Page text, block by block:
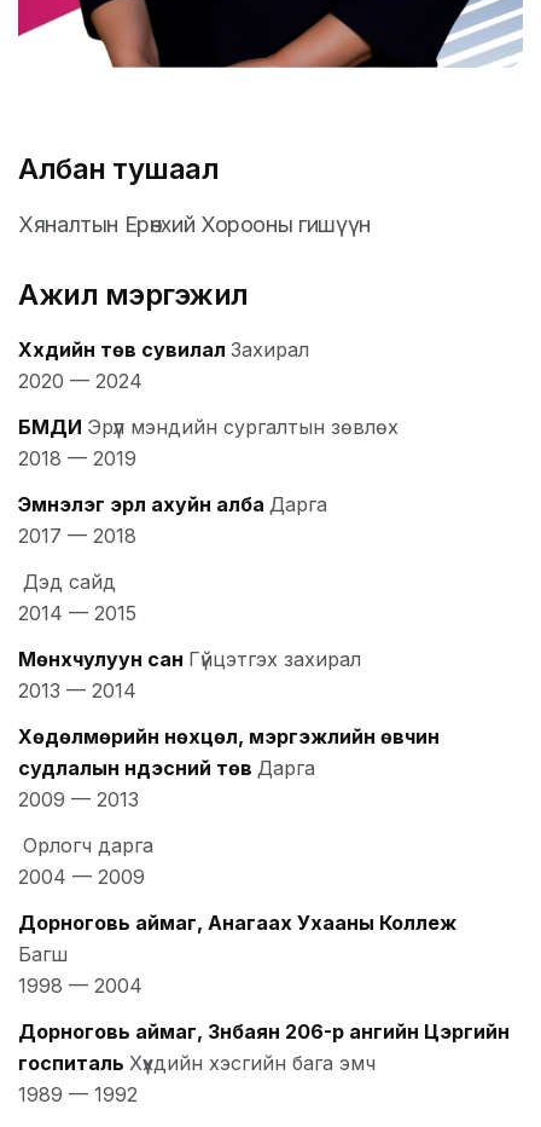
Албан тушаал
Хяналтын Ерөнхий Хорооны гишүүн
Ажил мэргэжил
Хүүхдийн төв сувилал Захирал
2020 — 2024
БМДИ Эрүүл мэндийн сургалтын зөвлөх
2018 — 2019
Эмнэлэг эрүүл ахуйн алба Дарга
2017 — 2018
Дэд сайд
2014 — 2015
Мөнхчулуун сан Гүйцэтгэх захирал
2013 — 2014
Хөдөлмөрийн нөхцөл, мэргэжлийн өвчин
судлалын үндэсний төв Дарга
2009 — 2013
Орлогч дарга
2004 — 2009
Дорноговь аймаг, Анагаах Ухааны Коллеж
Багш
1998 — 2004
Дорноговь аймаг, Зүүнбаян 206-р ангийн Цэргийн
госпиталь Хүүхдийн хэсгийн бага эмч
1989 — 1992